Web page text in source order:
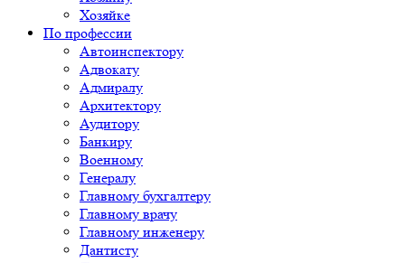
Хозяйке
По профессии
Автоинспектору
Адвокату
Адмиралу
Архитектору
Аудитору
Банкиру
Военному
Генералу
Главному бухгалтеру
Главному врачу
Главному инженеру
Дантисту